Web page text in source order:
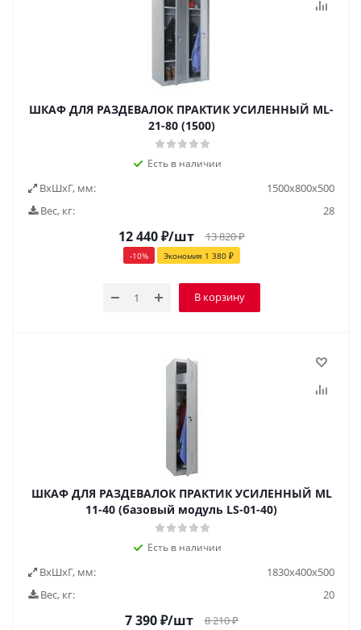
ШКАФ ДЛЯ РАЗДЕВАЛОК ПРАКТИК УСИЛЕННЫЙ ML-
21-80 (1500)
Есть в наличии
ВxШxГ, мм:
1500x800x500
Вес, кг:
28
12 440₽/шт 13 820₽
-10% Экономия 1 380₽
В корзину
ШКАФ ДЛЯ РАЗДЕВАЛОК ПРАКТИК УСИЛЕННЫЙ ML
11-40 (базовый модуль LS-01-40)
Есть в наличии
ВxШxГ, мм:
1830х400х500
Вес, кг:
20
7 390₽/шт 8 210₽